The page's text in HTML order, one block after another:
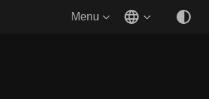
Menu